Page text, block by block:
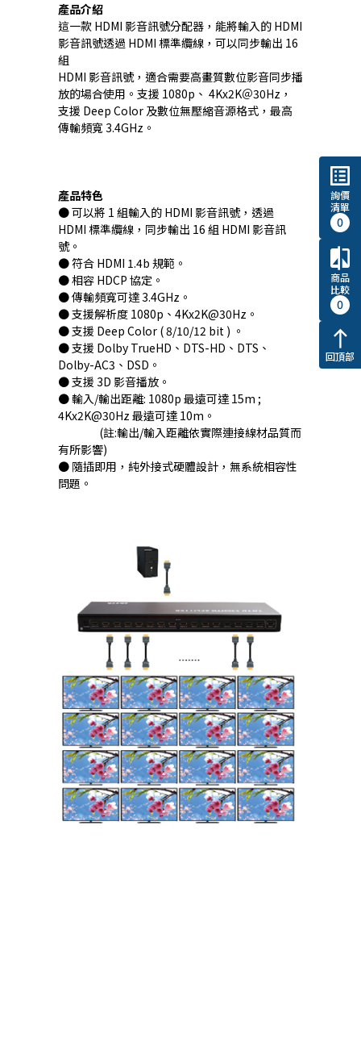
產品介紹
這一款 HDMI 影音訊號分配器，能將輸入的 HDMI
影音訊號透過 HDMI 標準纜線，可以同步輸出 16
組
HDMI 影音訊號，適合需要高畫質數位影音同步播
放的場合使用。支援 1080p、 4Kx2K＠30Hz，
支援 Deep Color 及數位無壓縮音源格式，最高
傳輸頻寬 3.4GHz。
產品特色
● 可以將 1 組輸入的 HDMI 影音訊號，透過
HDMI 標準纜線，同步輸出 16 組 HDMI 影音訊
號。
● 符合 HDMI 1.4b 規範。
● 相容 HDCP 協定。
● 傳輸頻寬可達 3.4GHz。
● 支援解析度 1080p、4Kx2K@30Hz。
● 支援 Deep Color ( 8/10/12 bit ) 。
● 支援 Dolby TrueHD、DTS-HD、DTS、
Dolby-AC3、DSD。
● 支援 3D 影音播放。
● 輸入/輸出距離: 1080p 最遠可達 15m ;
4Kx2K@30Hz 最遠可達 10m。
(註:輸出/輸入距離依實際連接線材品質而
有所影響)
● 隨插即用，純外接式硬體設計，無系統相容性
問題。
list_alt
詢價
清單
0
compare
商品
比較
0
north
回頂部